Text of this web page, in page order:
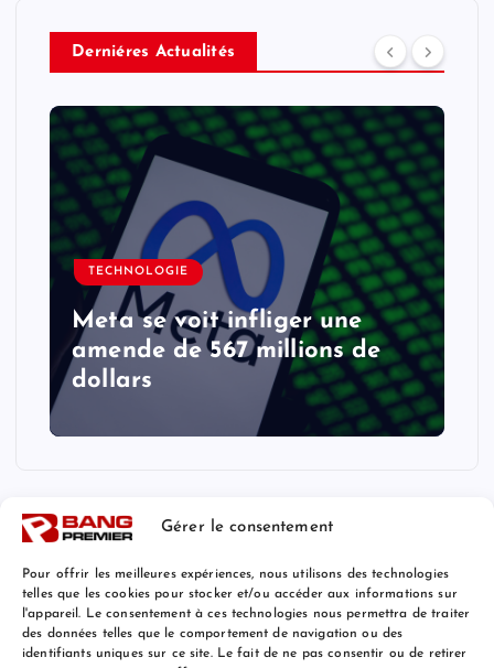
Gérer le consentement
Pour offrir les meilleures expériences, nous utilisons des technologies
telles que les cookies pour stocker et/ou accéder aux informations sur
l'appareil. Le consentement à ces technologies nous permettra de traiter
des données telles que le comportement de navigation ou des
identifiants uniques sur ce site. Le fait de ne pas consentir ou de retirer
Derniéres Actualités
TECHNOLOGIE
Meta se voit infliger une
amende de 567 millions de
dollars
Mentions Légales